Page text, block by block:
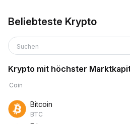
Beliebteste Krypto
Suchen
Krypto mit höchster
Coin
Bitcoin
BTC